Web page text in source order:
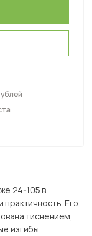
24-105 в
практичность. Его
тиснением,
изгибы